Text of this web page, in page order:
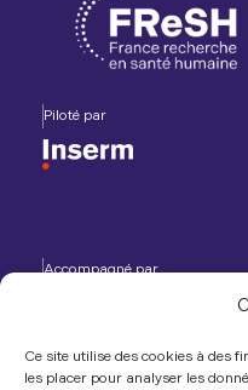
Ce site utilise des cookies à des
les placer pour analyser les
Piloté par
Accompagné par